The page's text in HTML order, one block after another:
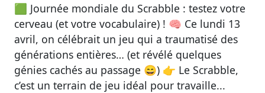
🟩 Journée mondiale du Scrabble : testez votre
cerveau (et votre vocabulaire) ! 🧠 Ce lundi 13
avril, on célébrait un jeu qui a traumatisé des
générations entières… (et révélé quelques
génies cachés au passage 😄) 👉 Le Scrabble,
c’est un terrain de jeu idéal pour travaille...